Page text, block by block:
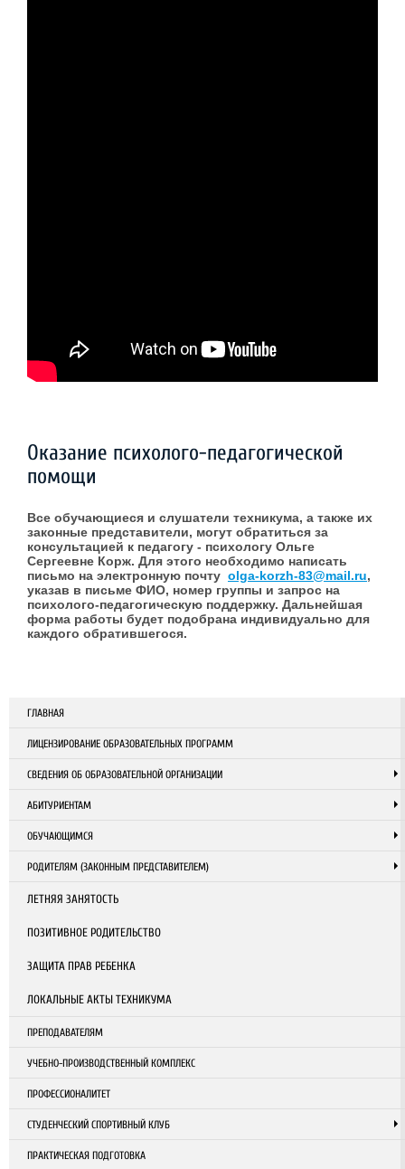
Оказание психолого-педагогической
помощи
Все обучающиеся и слушатели техникума, а также их
законные представители, могут обратиться за
консультацией к педагогу - психологу Ольге
Сергеевне Корж. Для этого необходимо написать
письмо на электронную почту olga-korzh-83@mail.ru,
указав в письме ФИО, номер группы и запрос на
психолого-педагогическую поддержку. Дальнейшая
форма работы будет подобрана индивидуально для
каждого обратившегося.
ГЛАВНАЯ
ЛИЦЕНЗИРОВАНИЕ ОБРАЗОВАТЕЛЬНЫХ ПРОГРАММ
СВЕДЕНИЯ ОБ ОБРАЗОВАТЕЛЬНОЙ ОРГАНИЗАЦИИ
АБИТУРИЕНТАМ
ОБУЧАЮЩИМСЯ
РОДИТЕЛЯМ (ЗАКОННЫМ ПРЕДСТАВИТЕЛЕМ)
ЛЕТНЯЯ ЗАНЯТОСТЬ
ПОЗИТИВНОЕ РОДИТЕЛЬСТВО
ЗАЩИТА ПРАВ РЕБЕНКА
ЛОКАЛЬНЫЕ АКТЫ ТЕХНИКУМА
ПРЕПОДАВАТЕЛЯМ
УЧЕБНО-ПРОИЗВОДСТВЕННЫЙ КОМПЛЕКС
ПРОФЕССИОНАЛИТЕТ
СТУДЕНЧЕСКИЙ СПОРТИВНЫЙ КЛУБ
ПРАКТИЧЕСКАЯ ПОДГОТОВКА